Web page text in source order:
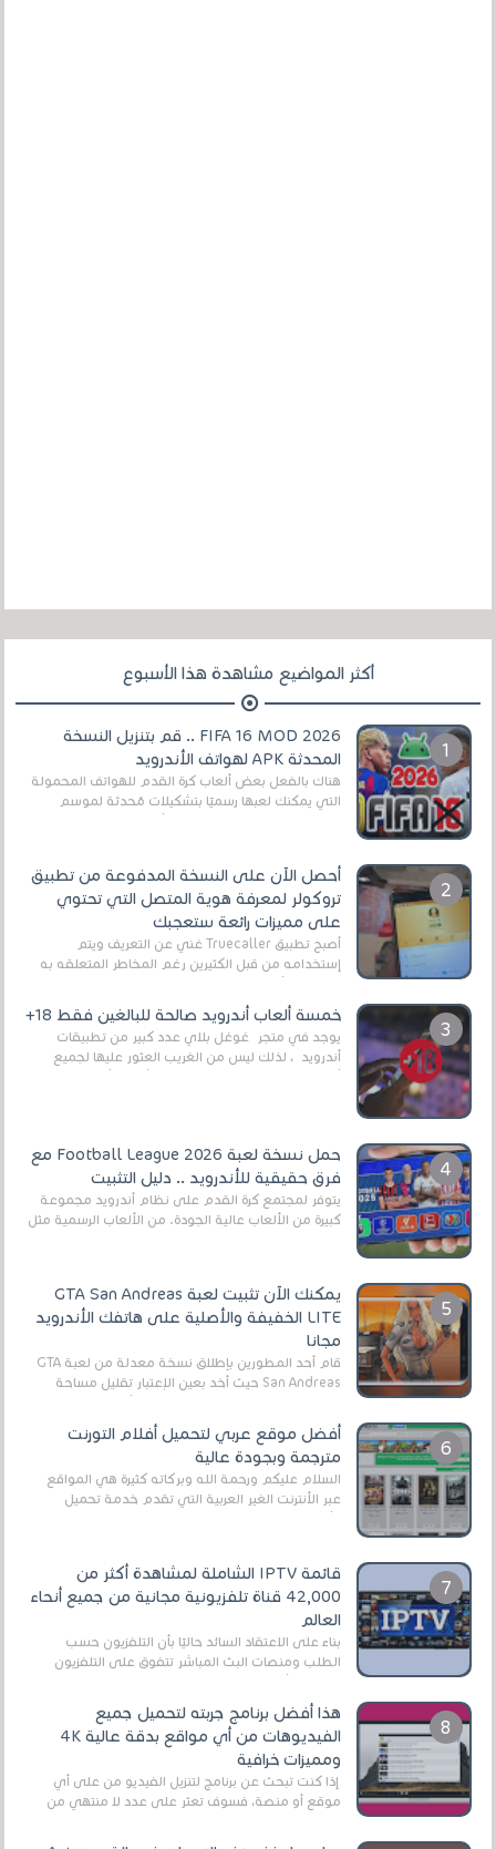
أكثر المواضيع مشاهدة هذا الأسبوع
FIFA 16 MOD 2026 .. قم بتنزيل النسخة
المحدثة APK لهواتف الأندرويد
هناك بالفعل بعض ألعاب كرة القدم للهواتف المحمولة
التي يمكنك لعبها رسميًا بتشكيلات مُحدثة لموسم
أحصل الآن على النسخة المدفوعة من تطبيق
تروكولر لمعرفة هوية المتصل التي تحتوي
على مميزات رائعة ستعجبك
أصبح تطبيق Truecaller غني عن التعريف ويتم
إستخدامه من قبل الكثيرين رغم المخاطر المتعلقه به
خمسة ألعاب أندرويد صالحة للبالغين فقط 18+
يوجد في متجر غوغل بلاي عدد كبير من تطبيقات
أندرويد ، لذلك ليس من الغريب العثور عليها لجميع
حمل نسخة لعبة Football League 2026 مع
فرق حقيقية للأندرويد .. دليل التثبيت
يتوفر لمجتمع كرة القدم على نظام أندرويد مجموعة
كبيرة من الألعاب عالية الجودة. من الألعاب الرسمية مثل
يمكنك الآن تثبيت لعبة GTA San Andreas
LITE الخفيفة والأصلية على هاتفك الأندرويد
مجانا
قام أحد المطورين بإطلاق نسخة معدلة من لعبة GTA
San Andreas حيث أخد بعين الإعتبار تقليل مساحة
أفضل موقع عربي لتحميل أفلام التورنت
مترجمة وبجودة عالية
السلام عليكم ورحمة الله وبركاته كثيرة هي المواقع
عبر الأنترنت الغير العربية التي تقدم خدمة تحميل
قائمة IPTV الشاملة لمشاهدة أكثر من
42,000 قناة تلفزيونية مجانية من جميع أنحاء
العالم
بناءً على الاعتقاد السائد حاليًا بأن التلفزيون حسب
الطلب ومنصات البث المباشر تتفوق على التلفزيون
هذا أفضل برنامج جربته لتحميل جميع
الفيديوهات من أي مواقع بدقة عالية 4K
ومميزات خرافية
إذا كنت تبحث عن برنامج لتنزيل الفيديو من على أي
موقع أو منصة، فسوف تعثر على عدد لا منتهي من